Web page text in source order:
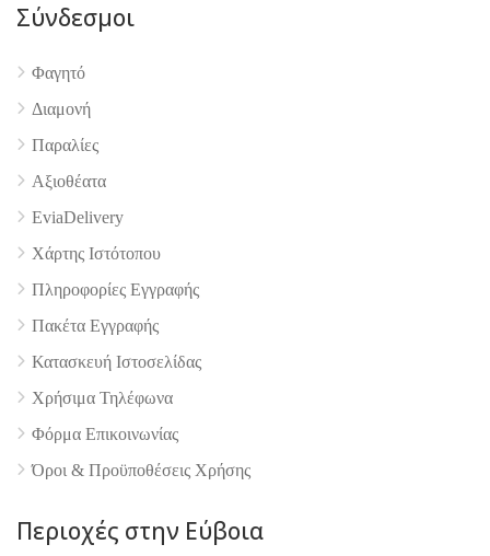
Σύνδεσμοι
Φαγητό
Διαμονή
Παραλίες
Αξιοθέατα
EviaDelivery
Χάρτης Ιστότοπου
Πληροφορίες Εγγραφής
Πακέτα Εγγραφής
Κατασκευή Ιστοσελίδας
Χρήσιμα Τηλέφωνα
Φόρμα Επικοινωνίας
Όροι & Προϋποθέσεις Xρήσης
Περιοχές στην Εύβοια